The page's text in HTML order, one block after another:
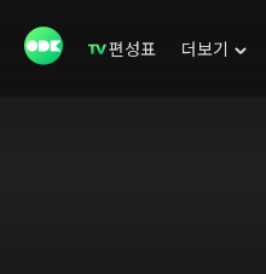
편성표 더보기